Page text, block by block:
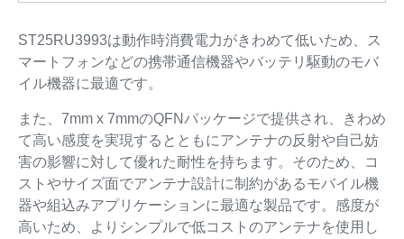
ST25RU3993は動作時消費電力がきわめて低いため、ス
マートフォンなどの携帯通信機器やバッテリ駆動のモバ
イル機器に最適です。
また、7mm x 7mmのQFNパッケージで提供され、きわめ
て高い感度を実現するとともにアンテナの反射や自己妨
害の影響に対して優れた耐性を持ちます。そのため、コ
ストやサイズ面でアンテナ設計に制約があるモバイル機
器や組込みアプリケーションに最適な製品です。感度が
高いため、よりシンプルで低コストのアンテナを使用し